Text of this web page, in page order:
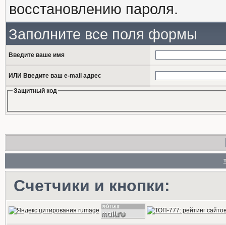
восстановлению пароля.
Заполните все поля формы
Введите ваше имя
ИЛИ Введите ваш e-mail адрес
Защитный код
Счетчики и кнопки: